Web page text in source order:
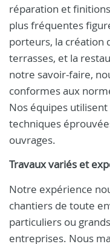
réparation et
plus fréquentes
porteurs, la création
terrasses, et la
notre savoir-faire,
conformes aux
Nos équipes
techniques
ouvrages.
Travaux variés et
Notre expérience
chantiers de toute
particuliers ou
entreprises. Nous